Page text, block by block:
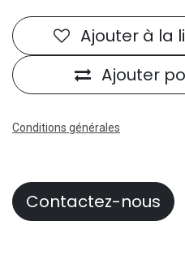
Ajouter
Ajouter à la
Conditions générales
Contactez-nous